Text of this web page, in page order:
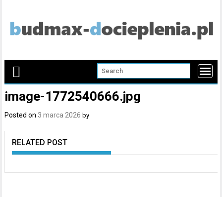
content
image-1772540666.jpg
Posted on 3 marca 2026 by
RELATED POST